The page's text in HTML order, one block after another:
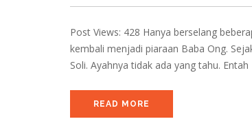
Post Views: 428 Hanya berselang
kembali menjadi piaraan Baba Ong.
Soli. Ayahnya tidak ada yang tahu.
READ MORE